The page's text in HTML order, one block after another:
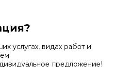
услугах, видах работ и
предложение!